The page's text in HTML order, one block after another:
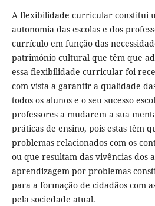
A flexibilidade curricular constitui
autonomia das escolas e dos
currículo em função das
património cultural que têm que
essa flexibilidade curricular foi
com vista a garantir a qualidade
todos os alunos e o seu sucesso
professores a mudarem a sua
práticas de ensino, pois estas têm
problemas relacionados com os
ou que resultam das vivências dos
aprendizagem por problemas
para a formação de cidadãos com
pela sociedade atual.